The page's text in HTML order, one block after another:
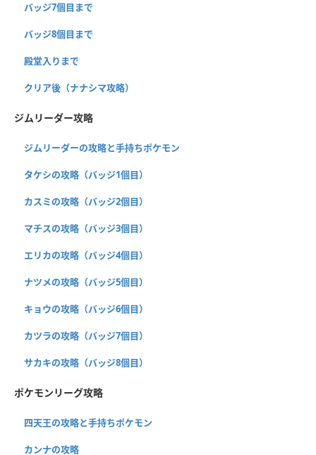
バッジ7個目まで
バッジ8個目まで
殿堂入りまで
クリア後（ナナシマ攻略）
ジムリーダー攻略
ジムリーダーの攻略と手持ちポケモン
タケシの攻略（バッジ1個目）
カスミの攻略（バッジ2個目）
マチスの攻略（バッジ3個目）
エリカの攻略（バッジ4個目）
ナツメの攻略（バッジ5個目）
キョウの攻略（バッジ6個目）
カツラの攻略（バッジ7個目）
サカキの攻略（バッジ8個目）
ポケモンリーグ攻略
四天王の攻略と手持ちポケモン
カンナの攻略